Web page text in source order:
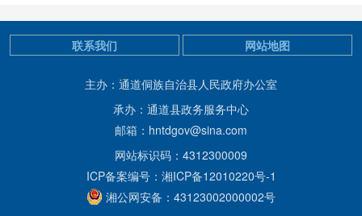
主办：通道侗族自治县人民政府办公室
承办：通道县政务服务中心
邮箱：hntdgov@sina.com
网站标识码：4312300009
ICP备案编号：湘ICP备12010220号-1
湘公网安备：43123002000002号
联系我们 网站地图